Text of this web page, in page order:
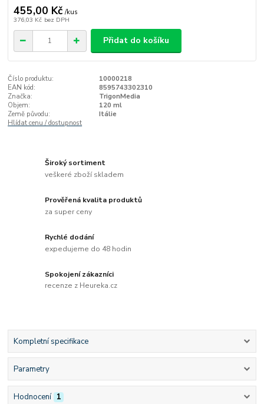
455,00 Kč /kus
376,03 Kč bez DPH
Přidat do košíku
Číslo produktu:
10000218
EAN kód:
8595743302310
Značka:
TrigonMedia
Objem:
120 ml
Země původu:
Itálie
Hlídat cenu / dostupnost
Široký sortiment
veškeré zboží skladem
Prověřená kvalita produktů
za super ceny
Rychlé dodání
expedujeme do 48 hodin
Spokojení zákazníci
recenze z Heureka.cz
Kompletní specifikace
Parametry
Hodnocení 1